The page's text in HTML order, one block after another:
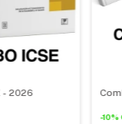
- 2026
-10%